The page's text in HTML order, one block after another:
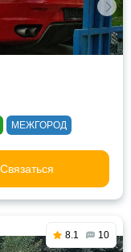
МЕЖГОРОД
Связаться
8.1 10